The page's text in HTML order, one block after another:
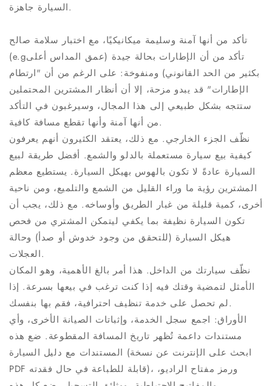
السيارة جاهزة.
تأكد من أنها آمنة وسليمة ميكانيكيًا، مع اختبار سلامة صالح
(e.gتأكد من أن الإطارات بحالة جيدة (عمق المداس أعلى
بكثير من الحد القانوني) ومنفوخة: على الرغم من أن "ارتطام
الإطارات" قد يبدو مزحة، إلا أن أنظار المشترين المحتملين
ستتجه بشكل طبيعي إلى هذا المجال، وسيرغبون في التأكد
من أنها آمنة وأنها تقطع مسافة كافية.
نظّف الجزء الخارجي. مع ذلك، يعتقد الكثيرون أنهم يعرفون
كيفية بيع سيارة مستعملة بالدلو والشمع. أفضل طريقة لبيع
السيارة عادةً لا تكون بالهوس بهيكل السيارة. يستطيع معظم
المشترين رؤية ما وراء القليل من الشمع والتلميع، ومن ناحية
أخرى، كمية قليلة من غبار الطريق وأوساخه. مع ذلك، يجب أن
تكون السيارة نظيفة بما يكفي ليتمكن المشتري من فحص
هيكل السيارة (للتحقق من وجود خدوش أو صدأ) وحالة
العجلات.
نظّف سيارتك من الداخل. هذا أمر بالغ الأهمية، وهو المكان
الأمثل لتمضية وقتك فيه إذا كنت ترغب في بيعها بسرعة. إذا
لم تحصل على خدمة تنظيف احترافية، فقم بها بنفسك.
الأوراق: اجمع سجل الخدمة، وإثباتات الصيانة الأخرى، وأي
مستندات داعمة تُظهر تاريخ المسافة المقطوعة. ضع هذه
المستندات مع دليل السيارة (ابحث على الإنترنت عن نسخة
PDF قابلة للطباعة في حال فقدته)، ورمز مفتاح الراديو،